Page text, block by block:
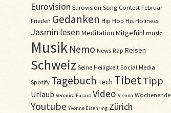
Eurovision Eurovision Song ContestFebruar
Frieden Gedanken Hip Hop His Holiness
Jasmin lesenMeditation Mitgefühl music
Musik Nemo NewsRap Reisen
Schweiz Seine HeiligkeitSocial Media
Spotify Tagebuch Tech TibetTipp
Urlaub Veronica Fusaro Video Vienna Wochenende
Youtube Yvonne Eisenring Zürich